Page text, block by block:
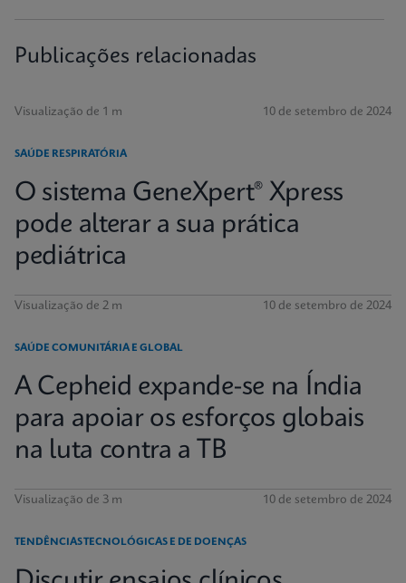
Publicações relacionadas
Visualização de 1 m 10 de setembro de 2024
SAÚDE RESPIRATÓRIA
O sistema GeneXpert® Xpress
pode alterar a sua prática
pediátrica
Visualização de 2 m 10 de setembro de 2024
SAÚDE COMUNITÁRIA E GLOBAL
A Cepheid expande-se na Índia
para apoiar os esforços globais
na luta contra a TB
Visualização de 3 m 10 de setembro de 2024
TENDÊNCIAS TECNOLÓGICAS E DE DOENÇAS